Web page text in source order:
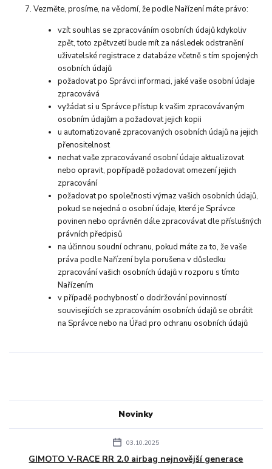
Novinky
03.10.2025
GIMOTO V-RACE RR 2.0 airbag nejnovější generace
Vezměte, prosíme, na vědomí, že podle Nařízení máte právo:
vzít souhlas se zpracováním osobních údajů kdykoliv
zpět, toto zpětvzetí bude mít za následek odstranění
uživatelské registrace z databáze včetně s tím spojených
osobních údajů
požadovat po Správci informaci, jaké vaše osobní údaje
zpracovává
vyžádat si u Správce přístup k vašim zpracovávaným
osobním údajům a požadovat jejich kopii
u automatizovaně zpracovaných osobních údajů na jejich
přenositelnost
nechat vaše zpracovávané osobní údaje aktualizovat
nebo opravit, popřípadě požadovat omezení jejich
zpracování
požadovat po společnosti výmaz vašich osobních údajů,
pokud se nejedná o osobní údaje, které je Správce
povinen nebo oprávněn dále zpracovávat dle příslušných
právních předpisů
na účinnou soudní ochranu, pokud máte za to, že vaše
práva podle Nařízení byla porušena v důsledku
zpracování vašich osobních údajů v rozporu s tímto
Nařízením
v případě pochybností o dodržování povinností
souvisejících se zpracováním osobních údajů se obrátit
na Správce nebo na Úřad pro ochranu osobních údajů